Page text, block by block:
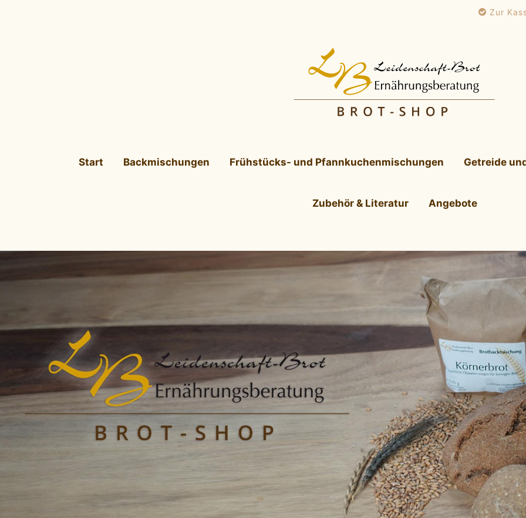
Zur
Start Backmischungen Frühstücks- und Pfannkuchenmischungen Getreide
Zubehör & Literatur Angebote